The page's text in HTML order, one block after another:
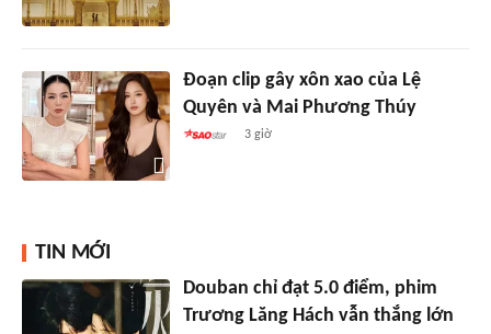
Đoạn clip gây xôn xao của Lệ
Quyên và Mai Phương Thúy
3 giờ
TIN MỚI
Douban chỉ đạt 5.0 điểm, phim
Trương Lăng Hách vẫn thắng lớn